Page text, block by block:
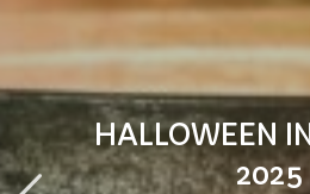
HALLOWEEN
2025